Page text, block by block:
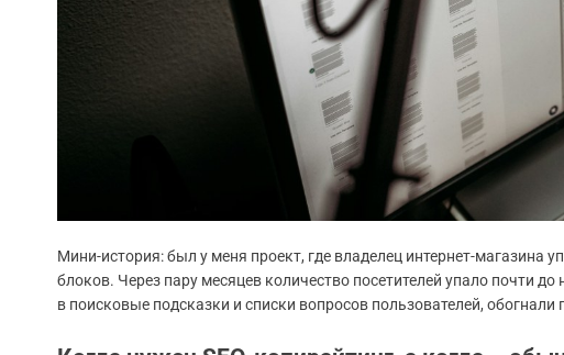
Мини-история: был у меня проект, где владелец интернет-магазина
блоков. Через пару месяцев количество посетителей упало почти
в поисковые подсказки и списки вопросов пользователей,